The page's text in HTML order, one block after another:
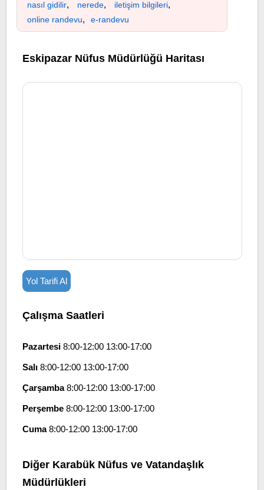
nasıl gidilir, nerede, iletişim bilgileri,
online randevu, e-randevu
Eskipazar Nüfus Müdürlüğü Haritası
Yol Tarifi Al
Çalışma Saatleri
Pazartesi8:00-12:00 13:00-17:00
Salı8:00-12:00 13:00-17:00
Çarşamba8:00-12:00 13:00-17:00
Perşembe8:00-12:00 13:00-17:00
Cuma8:00-12:00 13:00-17:00
Diğer Karabük Nüfus ve Vatandaşlık
Müdürlükleri